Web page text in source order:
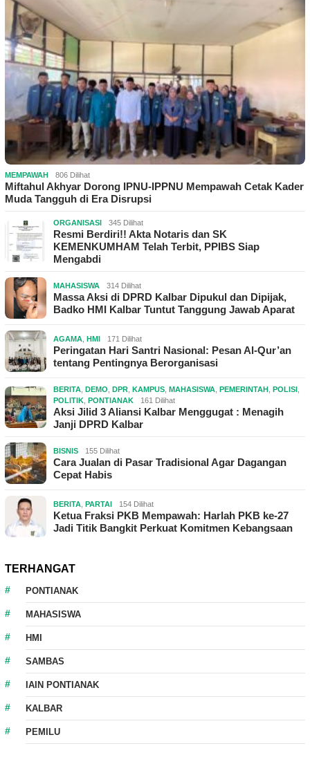
MEMPAWAH 806 Dilihat
Miftahul Akhyar Dorong IPNU-IPPNU Mempawah Cetak Kader
Muda Tangguh di Era Disrupsi
ORGANISASI 345 Dilihat
Resmi Berdiri!! Akta Notaris dan SK
KEMENKUMHAM Telah Terbit, PPIBS Siap
Mengabdi
MAHASISWA 314 Dilihat
Massa Aksi di DPRD Kalbar Dipukul dan Dipijak,
Badko HMI Kalbar Tuntut Tanggung Jawab Aparat
AGAMA HMI 171 Dilihat
Peringatan Hari Santri Nasional: Pesan Al-Qur’an
tentang Pentingnya Berorganisasi
BERITA DEMO DPR KAMPUS MAHASISWA PEMERINTAH POLISI
POLITIK PONTIANAK 161 Dilihat
Aksi Jilid 3 Aliansi Kalbar Menggugat : Menagih
Janji DPRD Kalbar
BISNIS 155 Dilihat
Cara Jualan di Pasar Tradisional Agar Dagangan
Cepat Habis
BERITA PARTAI 154 Dilihat
Ketua Fraksi PKB Mempawah: Harlah PKB ke-27
Jadi Titik Bangkit Perkuat Komitmen Kebangsaan
TERHANGAT
PONTIANAK
MAHASISWA
HMI
SAMBAS
IAIN PONTIANAK
KALBAR
PEMILU